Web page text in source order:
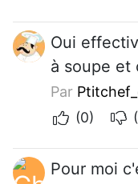
Oui
à soupe et
Par
(0)
Pour moi